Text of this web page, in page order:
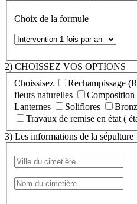
Choix de la formule
2) CHOISSEZ VOS OPTIONS
Choissisez
Rechampissage
fleurs naturelles
Composition
Lanternes
Soliflores
Travaux de remise en état (
3) Les informations de la sépulture